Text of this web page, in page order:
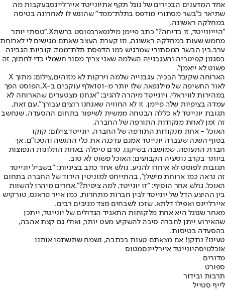
אחד המדענים הבכירים של גוגל תקף אתיונייטד איירליינסבעקבות מה
שתיאר כ"בשר מסתורי מודפס בתלת־ממד" שהוגש לו לאחרונה בטיסה
במחלקה ראשונה.
"היייונייטד, זו בדיחה?" כתב פיימן מילנפארבפוסט ברשתX.
"טסתי יותר
מחמש שעות במחלקה ראשונה, וזו קערת העצב שאתם מגישים לי לארוחת
ערב.בין הבשר המסתורי שמרגיש כמו הדפסת תלת־ממד, קוביות הגבינה
בסגנון קפיטריה והעגבנייה השלמה שאני צריך מסור חשמלי כדי לחתוך, זה
פשוט לא ייאמן".
הארוחה שקיבל הבכיר. עגבנייה שלמה וירקות לא מזוהים,צילום: מתוך X
לאור החשיפה של מילנפאר, שלו יותר מ-101אלף עוקבים ב-X, הפוסט הפך
במהירות לוויראלי, ויונייטד מיהרה להגיב: "אנחנו מצטערים שהארוחה לא
עמדה בציפיות שלך, פיימן. זו לא החוויה שאנחנו רוצים עבורך".עם זאת,
תגובת יונייטד לא כללה הבטחה ממשית לשיפור בתחום ההסעדה, שנחשב
זה זמן לאחת מנקודות התורפה של החברה.
האוכל - אחת מנקודות התורפה של החברה. יונייטד,צילום: קוקו
בסוף השנה שעברה יונייטד אמנם עדכנה את כלי ההגשה והסכו"ם, אך
חברת התעופה, שמושבה בשיקגו, טרם טיפלה באחת התלונות הנפוצות
ביותר בקרב נוסעיה הקבועים: האוכל פשוט לא טוב.
תגובות לפוסט לא איחרו להגיע. גולש אחד כתב בציניות: “בשביל יונייטד
זה נראה כמו ארוחת מישלן”, בהתייחס למוניטין הירוד של החברה בתחום
האוכל. גולש אחר הוסיף: “זו יונייטד, למה ציפית?”.אחרים מיהרו להשוות
בין ההיצע הדל של יונייטד לבין חברות מתחרות, כמו אייר פראנס, טורקיש
איירליינס ואפילו דלתא, שזכו לשבחים מצד מגיבים רבים.
מאחר שגוגל היא אחת מלקוחות התאגיד הגדולים של יונייטד, ייתכן
שהאירוע ייתן לחברה סיבה להשקיע מעט יותר, ואולי גם קצת אהבה,
בהסעדה בטיסות.
טעינו? נתקן! אם מצאתם טעות בכתבה, נשמח שתשתפו אותנו
אוכלטיסהיונייטד איירליינסמטוס
מדורים
ספורט
תרבות ובידור
לייף סטייל